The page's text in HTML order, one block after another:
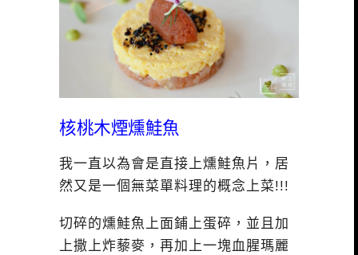
核桃木煙燻鮭魚
我一直以為會是直接上燻鮭魚片，居
然又是一個無菜單料理的概念上菜!!!
切碎的燻鮭魚上面鋪上蛋碎，並且加
上撒上炸藜麥，再加上一塊血腥瑪麗